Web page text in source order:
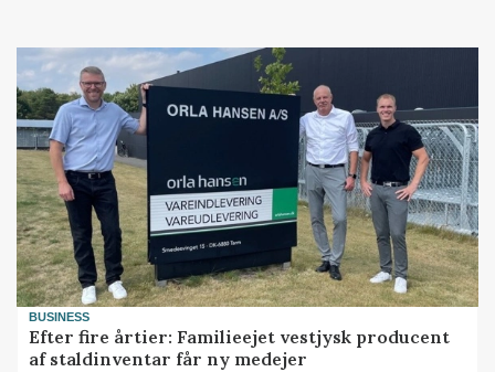
BUSINESS
Efter fire årtier: Familieejet vestjysk producent
af staldinventar får ny medejer